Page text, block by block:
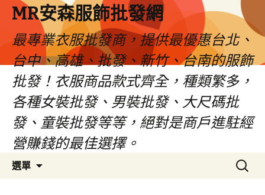
MR安森服飾批發網
最專業衣服批發商，提供最優惠台北、
台中、高雄、批發、新竹、台南的服飾
批發！衣服商品款式齊全，種類繁多，
各種女裝批發、男裝批發、大尺碼批
發、童裝批發等等，絕對是商戶進駐經
營賺錢的最佳選擇。
選單
搜
尋